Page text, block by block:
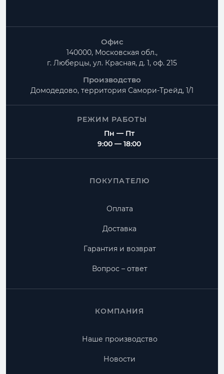
Офис
140000, Московская обл.,
г. Люберцы, ул. Красная, д. 1, оф. 215
Производство
Домодедово, территория Самори-Трейд, 1/1
РЕЖИМ РАБОТЫ
Пн — Пт
9:00 — 18:00
ПОКУПАТЕЛЮ
Оплата
Доставка
Гарантия и возврат
Вопрос – ответ
КОМПАНИЯ
Наше производство
Новости